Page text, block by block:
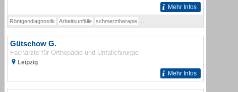
Mehr Infos
Röntgendiagnostik Arbeitsunfälle schmerztherapie
Gütschow G.
Fachärzte für Orthopädie und Unfallchirurgie
Leipzig
Mehr Infos